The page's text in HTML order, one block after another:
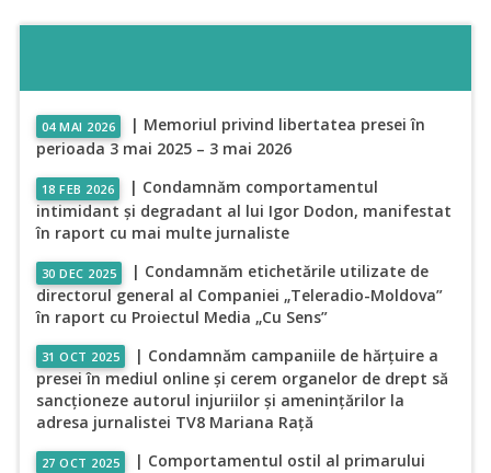
04 MAI 2026
| Memoriul privind libertatea presei în
perioada 3 mai 2025 – 3 mai 2026
18 FEB 2026
| Condamnăm comportamentul
intimidant și degradant al lui Igor Dodon, manifestat
în raport cu mai multe jurnaliste
30 DEC 2025
| Condamnăm etichetările utilizate de
directorul general al Companiei „Teleradio-Moldova”
în raport cu Proiectul Media „Cu Sens”
31 OCT 2025
| Condamnăm campaniile de hărțuire a
presei în mediul online și cerem organelor de drept să
sancționeze autorul injuriilor și amenințărilor la
adresa jurnalistei TV8 Mariana Rață
27 OCT 2025
| Comportamentul ostil al primarului